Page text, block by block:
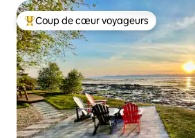
Coup de cœur voyageurs parmi les
Coup de cœur voyageurs